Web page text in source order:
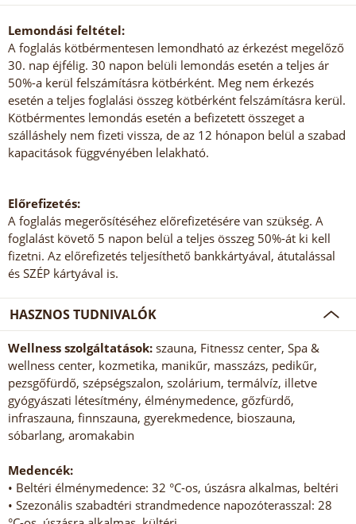
Lemondási feltétel:
A foglalás kötbérmentesen lemondható az érkezést megelőző
30. nap éjfélig. 30 napon belüli lemondás esetén a teljes ár
50%-a kerül felszámításra kötbérként. Meg nem érkezés
esetén a teljes foglalási összeg kötbérként felszámításra kerül.
Kötbérmentes lemondás esetén a befizetett összeget a
szálláshely nem fizeti vissza, de az 12 hónapon belül a szabad
kapacitások függvényében lelakható.
Előrefizetés:
A foglalás megerősítéséhez előrefizetésére van szükség. A
foglalást követő 5 napon belül a teljes összeg 50%-át ki kell
fizetni. Az előrefizetés teljesíthető bankkártyával, átutalással
és SZÉP kártyával is.
HASZNOS TUDNIVALÓK
Wellness szolgáltatások: szauna, Fitnessz center, Spa &
wellness center, kozmetika, manikűr, masszázs, pedikűr,
pezsgőfürdő, szépségszalon, szolárium, termálvíz, illetve
gyógyászati létesítmény, élménymedence, gőzfürdő,
infraszauna, finnszauna, gyerekmedence, bioszauna,
sóbarlang, aromakabin
Medencék:
• Beltéri élménymedence: 32 °C-os, úszásra alkalmas, beltéri
• Szezonális szabadtéri strandmedence napozóterasszal: 28